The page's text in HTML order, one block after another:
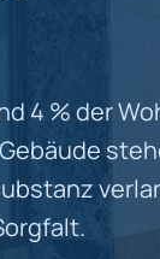
4 % der
Gebäude